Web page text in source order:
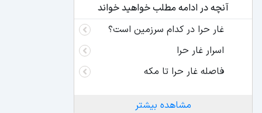
آنچه در ادامه مطلب خواهید خواند
غار حرا در کدام سرزمین است؟
اسرار غار حرا
فاصله غار حرا تا مکه
مشاهده بیشتر